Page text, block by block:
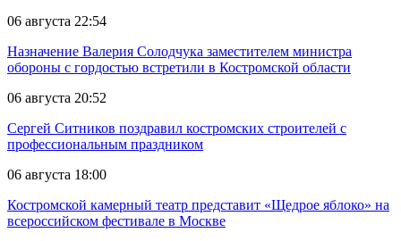
06 августа 22:54
Назначение Валерия Солодчука заместителем министра
обороны с гордостью встретили в Костромской области
06 августа 20:52
Сергей Ситников поздравил костромских строителей с
профессиональным праздником
06 августа 18:00
Костромской камерный театр представит «Щедрое яблоко» на
всероссийском фестивале в Москве